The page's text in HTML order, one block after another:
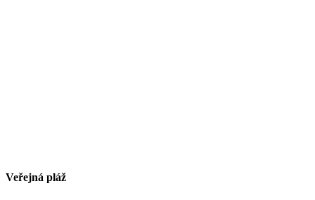
Veřejná pláž